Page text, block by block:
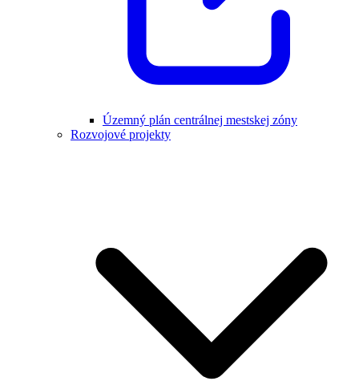
Územný plán centrálnej mestskej zóny
Rozvojové projekty